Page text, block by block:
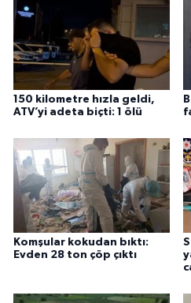
150 kilometre hızla geldi,
ATV’yi adeta biçti: 1 ölü
Komşular kokudan bıktı:
Evden 28 ton çöp çıktı